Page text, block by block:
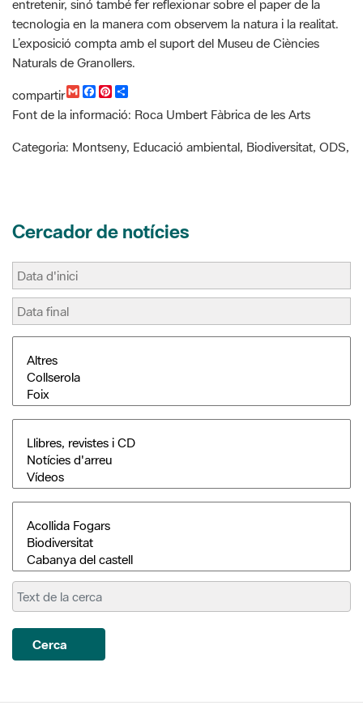
Naturals de Granollers.
compartir
G
m
a
i
F
a
c
e
b
o
o
k
P
i
n
t
e
r
e
s
C
o
m
p
t
i
Font de la informació: Roca Umbert Fàbrica de les Arts
Categoria: Montseny, Educació ambiental, Biodiversitat, ODS,
Cerca